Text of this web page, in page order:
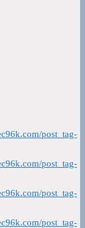
post_tag-
post_tag-
post_tag-
post_tag-